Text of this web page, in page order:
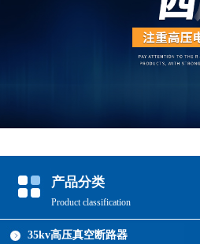
产品分类
Product classification
35kv高压真空断路器